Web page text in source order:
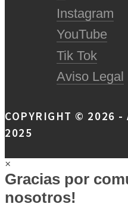
Instagram
YouTube
Tik Tok
Aviso Legal
COPYRIGHT © 2026 -
2025
×
Gracias por
nosotros!